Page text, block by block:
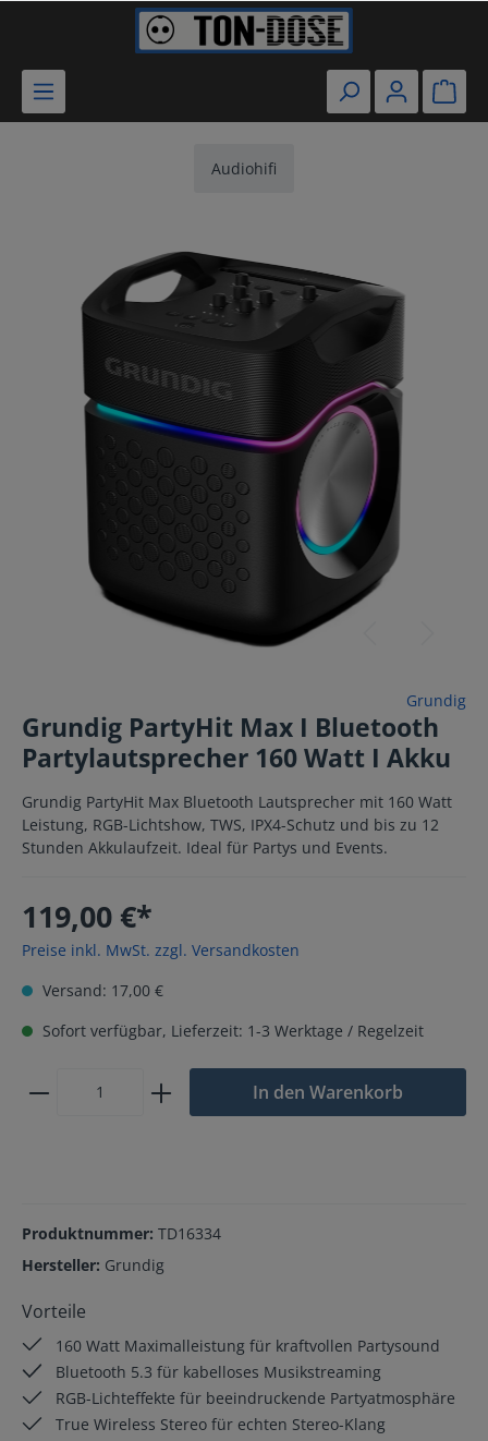
Audiohifi
Grundig
Grundig PartyHit Max I Bluetooth
Partylautsprecher 160 Watt I Akku
Grundig PartyHit Max Bluetooth Lautsprecher mit 160 Watt
Leistung, RGB-Lichtshow, TWS, IPX4-Schutz und bis zu 12
Stunden Akkulaufzeit. Ideal für Partys und Events.
119,00 €*
Preise inkl. MwSt. zzgl. Versandkosten
Versand: 17,00 €
Sofort verfügbar, Lieferzeit: 1-3 Werktage / Regelzeit
In den Warenkorb
Produktnummer: TD16334
Hersteller: Grundig
Vorteile
160 Watt Maximalleistung für kraftvollen Partysound
Bluetooth 5.3 für kabelloses Musikstreaming
RGB-Lichteffekte für beeindruckende Partyatmosphäre
True Wireless Stereo für echten Stereo-Klang